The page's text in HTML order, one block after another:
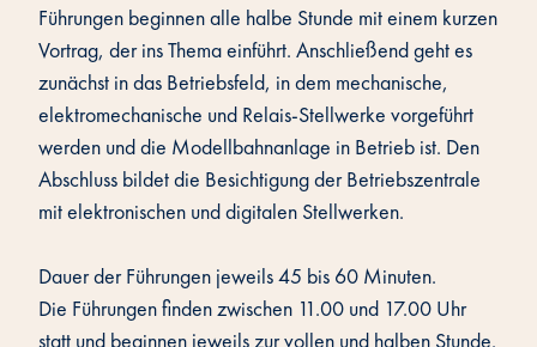
Führungen beginnen alle halbe Stunde mit einem kurzen
Vortrag, der ins Thema einführt. Anschließend geht es
zunächst in das Betriebsfeld, in dem mechanische,
elektromechanische und Relais-Stellwerke vorgeführt
werden und die Modellbahnanlage in Betrieb ist. Den
Abschluss bildet die Besichtigung der Betriebszentrale
mit elektronischen und digitalen Stellwerken.
Dauer der Führungen jeweils 45 bis 60 Minuten.
Die Führungen finden zwischen 11.00 und 17.00 Uhr
statt und beginnen jeweils zur vollen und halben Stunde.